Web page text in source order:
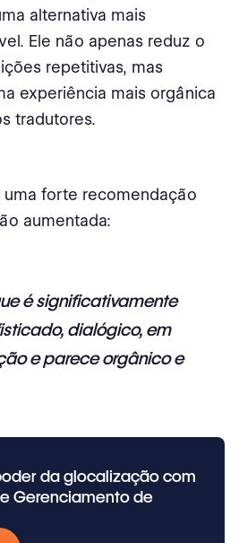
alternativa mais
Ele não apenas reduz o
repetitivas, mas
experiência mais orgânica
tradutores.
uma forte recomendação
aumentada:
é significativamente
dialógico, em
e parece orgânico e
da glocalização com
Gerenciamento de